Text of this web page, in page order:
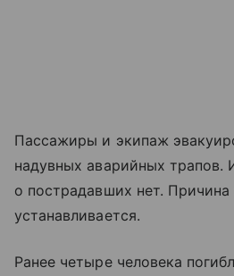
Пассажиры и экипаж
надувных аварийных трапов.
о пострадавших нет.
устанавливается.
Ранее четыре человека